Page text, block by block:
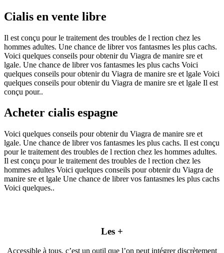
Cialis en vente libre
Il est conçu pour le traitement des troubles de l rection chez les
hommes adultes. Une chance de librer vos fantasmes les plus cachs.
Voici quelques conseils pour obtenir du Viagra de manire sre et
lgale. Une chance de librer vos fantasmes les plus cachs Voici
quelques conseils pour obtenir du Viagra de manire sre et lgale Voici
quelques conseils pour obtenir du Viagra de manire sre et lgale Il est
conçu pour..
Acheter cialis espagne
Voici quelques conseils pour obtenir du Viagra de manire sre et
lgale. Une chance de librer vos fantasmes les plus cachs. Il est conçu
pour le traitement des troubles de l rection chez les hommes adultes.
Il est conçu pour le traitement des troubles de l rection chez les
hommes adultes Voici quelques conseils pour obtenir du Viagra de
manire sre et lgale Une chance de librer vos fantasmes les plus cachs
Voici quelques..
Les +
Accessible à tous, c’est un outil que l’on peut intégrer discrètement